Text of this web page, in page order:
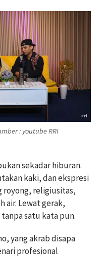
: youtube RRI
sekadar hiburan.
kaki, dan ekspresi
royong, religiusitas,
air. Lewat gerak,
satu kata pun.
yang akrab disapa
profesional